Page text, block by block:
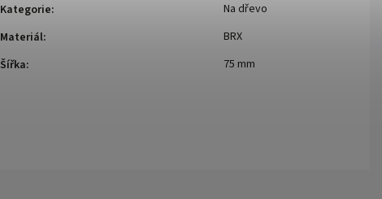
Kategorie:
Na dřevo
Materiál:
BRX
Šířka: 75 mm